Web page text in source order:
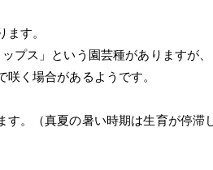
す。
プス」という園芸種がありますが、
く場合があるようです。
。（真夏の暑い時期は生育が停滞